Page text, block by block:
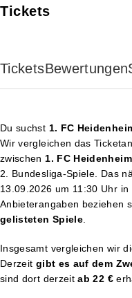
Tickets
TicketsBewertungen
Du suchst 1. FC
Wir vergleichen das
zwischen1. FC
2. Bundesliga-Spiele. Das
13.09.2026 um 11:30 Uhr in
Anbieterangaben beziehen
gelisteten Spiele.
Insgesamt vergleichen wir
Derzeit gibt es auf dem
sind dort derzeitab 22 €